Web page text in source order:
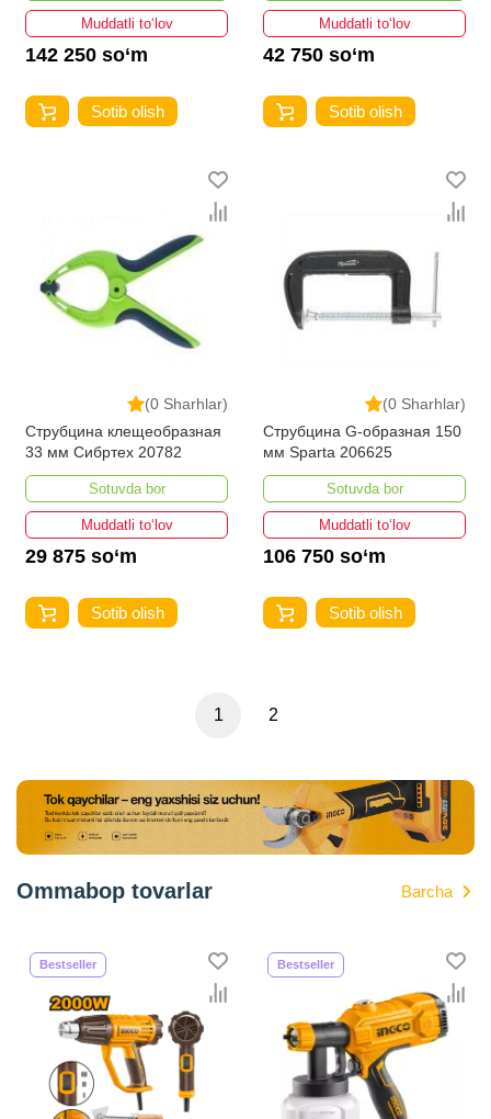
Muddatli to‘lov
142 250 so‘m
Sotib olish
Muddatli to‘lov
42 750 so‘m
Sotib olish
(0 Sharhlar)
Струбцина клещеобразная
33 мм Сибртех 20782
Sotuvda bor
Muddatli to‘lov
29 875 so‘m
Sotib olish
(0 Sharhlar)
Струбцина G-образная 150
мм Sparta 206625
Sotuvda bor
Muddatli to‘lov
106 750 so‘m
Sotib olish
1 2
Ommabop tovarlar Barcha
Bestseller Bestseller